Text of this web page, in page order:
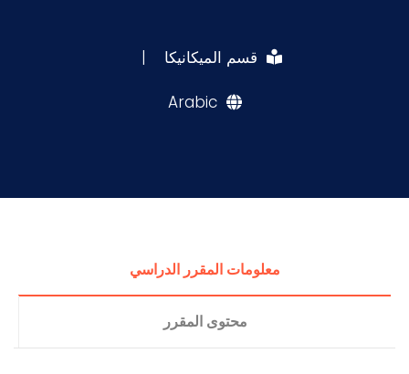
قسم الميكانيكا |
Arabic
معلومات المقرر الدراسي
محتوى المقرر